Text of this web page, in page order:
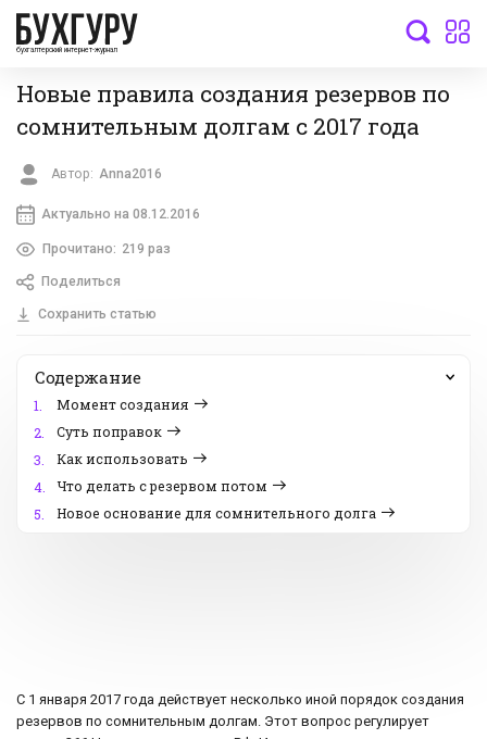
бухгалтерский интернет-журнал
Новые правила создания резервов по
сомнительным долгам с 2017 года
Автор: Anna2016
Актуально на 08.12.2016
Прочитано: 219 раз
Поделиться
Сохранить статью
Содержание
1.
Момент создания
2.
Суть поправок
3.
Как использовать
4.
Что делать с резервом потом
5.
Новое основание для сомнительного долга
С 1 января 2017 года действует несколько иной порядок создания
резервов по сомнительным долгам. Этот вопрос регулирует